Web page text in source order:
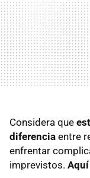
Considera que
diferencia entre
enfrentar
imprevistos.